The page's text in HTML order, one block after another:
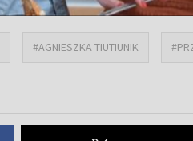
#AGNIESZKA TIUTIUNIK